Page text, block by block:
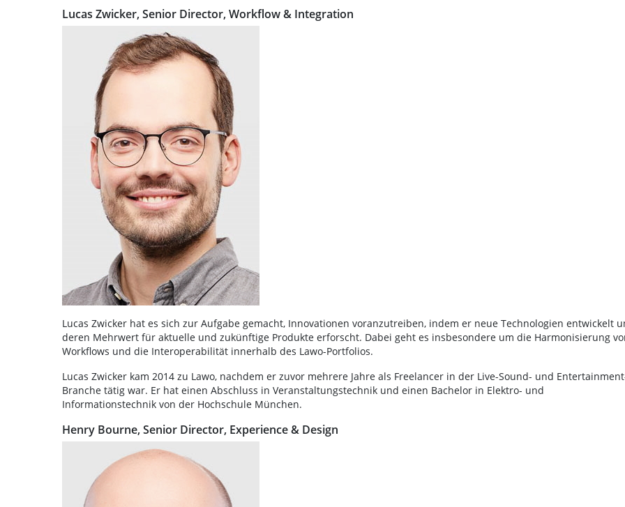
Lucas Zwicker, Senior Director, Workflow & Integration
Lucas Zwicker hat es sich zur Aufgabe gemacht, Innovationen voranzutreiben, indem er neue Technologien entwickelt
deren Mehrwert für aktuelle und zukünftige Produkte erforscht. Dabei geht es insbesondere um die Harmonisierung
Workflows und die Interoperabilität innerhalb des Lawo-Portfolios.
Lucas Zwicker kam 2014 zu Lawo, nachdem er zuvor mehrere Jahre als Freelancer in der Live-Sound- und
Branche tätig war. Er hat einen Abschluss in Veranstaltungstechnik und einen Bachelor in Elektro- und
Informationstechnik von der Hochschule München.
Henry Bourne, Senior Director, Experience & Design